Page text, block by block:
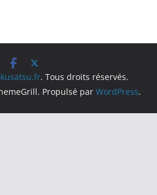
. Tous droits réservés.
Propulsé par WordPress.